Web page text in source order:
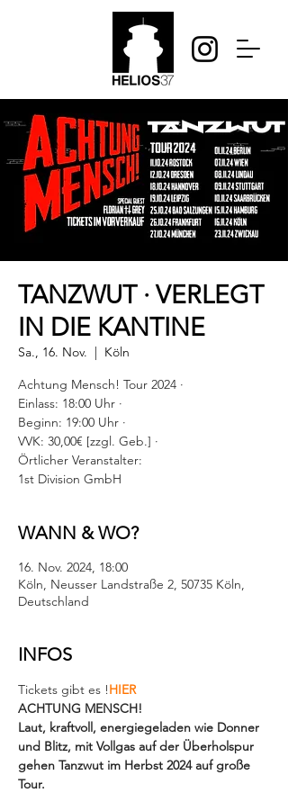
TANZWUT · VERLEGT
IN DIE KANTINE
Sa., 16. Nov.
  |
Köln
Achtung Mensch! Tour 2024 ·
Einlass: 18:00 Uhr ·
Beginn: 19:00 Uhr ·
VVK: 30,00€ [zzgl. Geb.] ·
Örtlicher Veranstalter:
1st Division GmbH
WANN & WO?
16. Nov. 2024, 18:00
Köln, Neusser Landstraße 2, 50735 Köln,
Deutschland
INFOS
Tickets gibt es !HIER
ACHTUNG MENSCH!
Laut, kraftvoll, energiegeladen wie Donner
und Blitz, mit Vollgas auf der Überholspur
gehen Tanzwut im Herbst 2024 auf große
Tour.